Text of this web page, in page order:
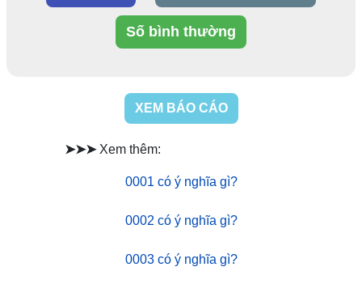
Số bình thường
XEM BÁO CÁO
➤➤➤ Xem thêm:
0001 có ý nghĩa gì?
0002 có ý nghĩa gì?
0003 có ý nghĩa gì?